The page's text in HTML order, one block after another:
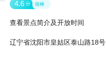
4.6 分 很棒
查看景点简介及开放时间
辽宁省沈阳市皇姑区泰山路18号